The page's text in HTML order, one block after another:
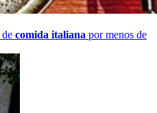
de comida italiana por menos de